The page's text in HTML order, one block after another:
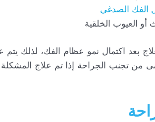
الفك الصدغي
أو العيوب الخلقية
بعد اكتمال نمو عظام الفك، لذلك يتم
من تجنب الجراحة إذا تم علاج المشكلة